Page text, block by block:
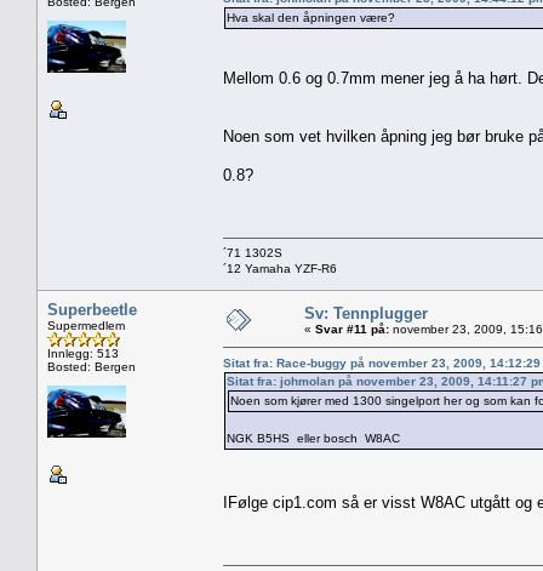
Hva skal den åpningen være?
Mellom 0.6 og 0.7mm mener jeg å ha hørt.
Noen som vet hvilken åpning jeg bør bruke
0.8?
´71 1302S
´12 Yamaha YZF-R6
Superbeetle
Supermedlem
Innlegg: 513
Bosted: Bergen
Sv: Tennplugger
« Svar #11 på: november 23, 2009,
Sitat fra: Race-buggy på november 23, 2009, 14:12:29
Sitat fra: johmolan på november 23, 2009, 14:11:27
Noen som kjører med 1300 singelport her og som kan
NGK B5HS eller bosch W8AC
IFølge cip1.com så er visst W8AC utgått og